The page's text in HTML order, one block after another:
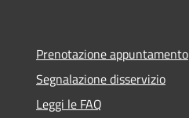
Prenotazione appuntamento
Segnalazione disservizio
Leggi le FAQ